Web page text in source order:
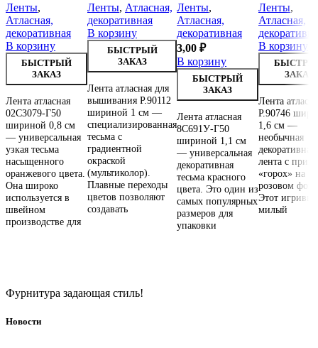
Ленты,
Атласная,
декоративная
В корзину
БЫСТРЫЙ
ЗАКАЗ
Лента атласная
02С3079-Г50
шириной 0,8 см
— универсальная
узкая тесьма
насыщенного
оранжевого цвета.
Она широко
используется в
швейном
производстве для
Ленты, Атласная,
декоративная
В корзину
БЫСТРЫЙ
ЗАКАЗ
Лента атласная для
вышивания Р.90112
шириной 1 см —
специализированная
тесьма с
градиентной
окраской
(мультиколор).
Плавные переходы
цветов позволяют
создавать
Ленты,
Атласная,
декоративная
3,00 ₽
В корзину
БЫСТРЫЙ
ЗАКАЗ
Лента атласная
8С691У-Г50
шириной 1,1 см
— универсальная
декоративная
тесьма красного
цвета. Это один из
самых популярных
размеров для
упаковки
Ленты,
Атласная,
В корзину
ЗАКАЗ
Лента
Р.90746
1,6 см —
необычная
декоративная
лента с
«горох» на
розовом
Этот
милый
Фурнитура задающая стиль!
Новости